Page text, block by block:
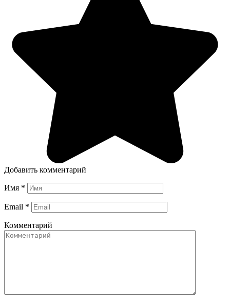
Добавить комментарий
Имя *
Email *
Комментарий